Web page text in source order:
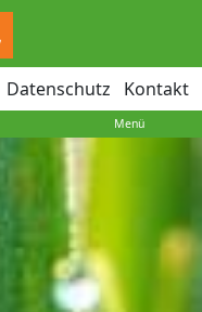
Datenschutz Kontakt
Menü